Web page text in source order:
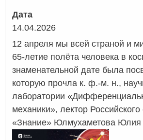
Дата
14.04.2026
12 апреля мы всей страной и
65-летие полёта человека в
знаменательной дате была
которую прочла к. ф.-м. н.,
лаборатории
механики», лектор
«Знание» Юлмухаметова Юлия